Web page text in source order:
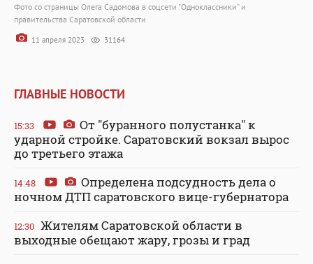
Фото со страницы Олега Садомова в соцсети "Одноклассники" и
правительства Саратовской области
11 апреля 2023 31164
ГЛАВНЫЕ НОВОСТИ
15:33
От "буранного полустанка" к
ударной стройке. Саратовский вокзал вырос
до третьего этажа
14:48
Определена подсудность дела о
ночном ДТП саратовского вице-губернатора
12:30 Жителям Саратовской области в
выходные обещают жару, грозы и град